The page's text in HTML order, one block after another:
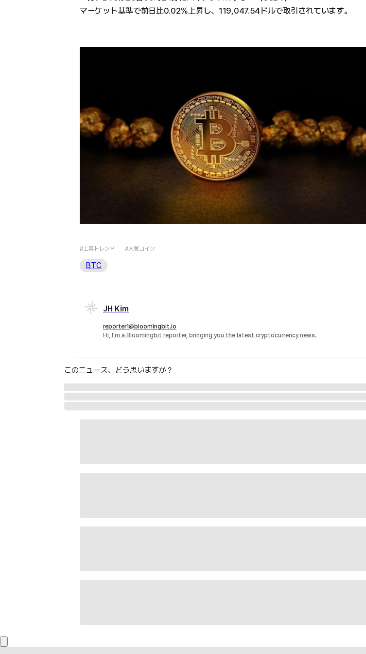
マーケット基準で前日比0.02％上昇し、119,047.54ドルで取引されています。
#上昇トレンド #人気コイン
BTC
JH Kim
reporter1@bloomingbit.io
Hi, I'm a Bloomingbit reporter, bringing you the latest cryptocurrency news.
このニュース、どう思いますか？